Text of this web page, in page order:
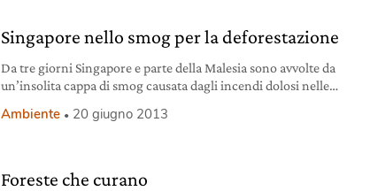
Singapore nello smog per la deforestazione
Da tre giorni Singapore e parte della Malesia sono avvolte da
un’insolita cappa di smog causata dagli incendi dolosi nelle
inquinamento dell’aria in città a livello “pericoloso”.
Ambiente 20 giugno 2013
Foreste che curano